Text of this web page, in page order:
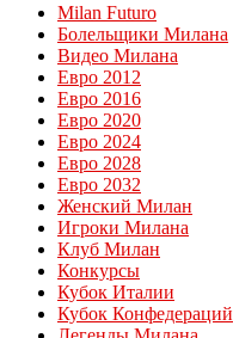
Milan Futuro
Болельщики Милана
Видео Милана
Евро 2012
Евро 2016
Евро 2020
Евро 2024
Евро 2028
Евро 2032
Женский Милан
Игроки Милана
Клуб Милан
Конкурсы
Кубок Италии
Кубок Конфедераций